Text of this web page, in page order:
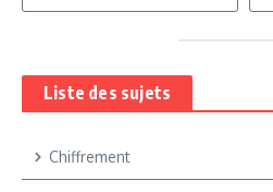
Liste des sujets
Chiffrement